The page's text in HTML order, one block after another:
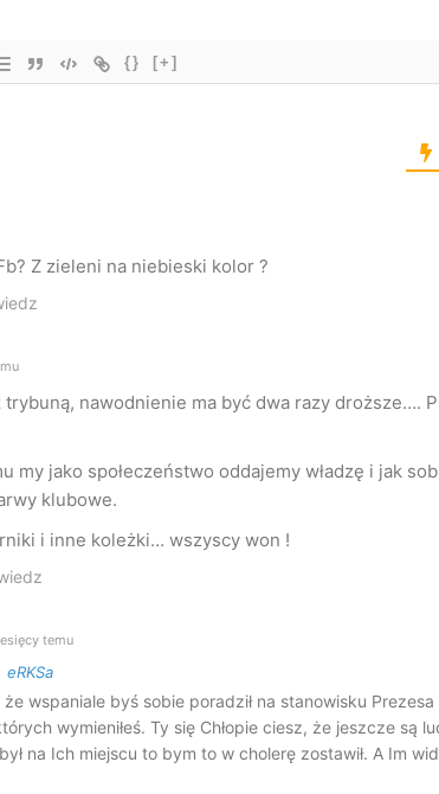
{} [+]
Z zieleni na niebieski kolor ?
trybuną, nawodnienie ma być dwa razy droższe….
my jako społeczeństwo oddajemy władzę i jak
klubowe.
i inne koleżki… wszyscy won !
temu
eRKSa
że wspaniale byś sobie poradził na stanowisku
wymieniłeś. Ty się Chłopie ciesz, że jeszcze są
na Ich miejscu to bym to w cholerę zostawił. A Im